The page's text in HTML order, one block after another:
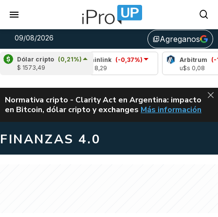
09/08/2026 library_addAgreganos
Dólar cripto (0,21%)
$ 1573,49
Chainlink
(-0,37%)
Arbitrum (-1,87%)
u$s 0,08
ALERTA
Normativa cripto - Clarity Act en Argentina: impacto
en Bitcoin, dólar cripto y exchanges CLARITY ACT EN
Más información
FINANZAS 4.0